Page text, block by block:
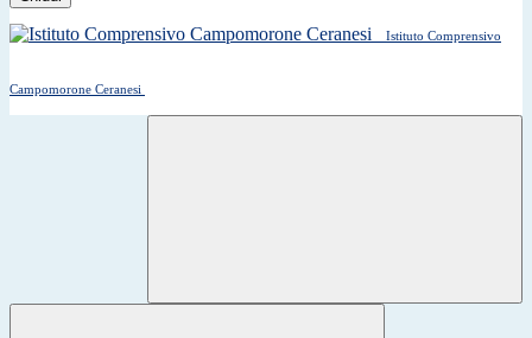
Istituto Comprensivo
Campomorone Ceranesi